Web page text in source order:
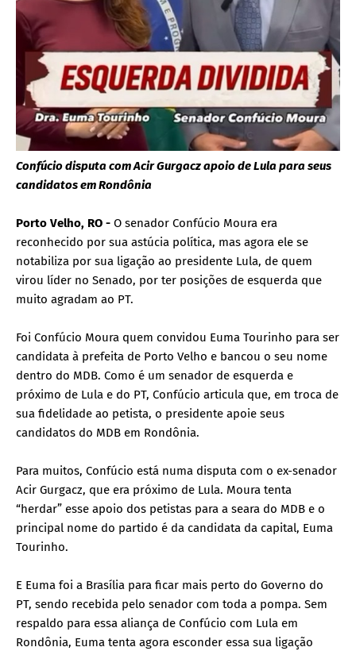
Confúcio disputa com Acir Gurgacz apoio de Lula para seus
candidatos em Rondônia
Porto Velho, RO - O senador Confúcio Moura era
reconhecido por sua astúcia política, mas agora ele se
notabiliza por sua ligação ao presidente Lula, de quem
virou líder no Senado, por ter posições de esquerda que
muito agradam ao PT.
Foi Confúcio Moura quem convidou Euma Tourinho para ser
candidata à prefeita de Porto Velho e bancou o seu nome
dentro do MDB. Como é um senador de esquerda e
próximo de Lula e do PT, Confúcio articula que, em troca de
sua fidelidade ao petista, o presidente apoie seus
candidatos do MDB em Rondônia.
Para muitos, Confúcio está numa disputa com o ex-senador
Acir Gurgacz, que era próximo de Lula. Moura tenta
“herdar” esse apoio dos petistas para a seara do MDB e o
principal nome do partido é da candidata da capital, Euma
Tourinho.
E Euma foi a Brasília para ficar mais perto do Governo do
PT, sendo recebida pelo senador com toda a pompa. Sem
respaldo para essa aliança de Confúcio com Lula em
Rondônia, Euma tenta agora esconder essa sua ligação